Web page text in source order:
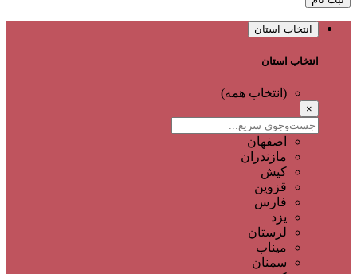
انتخاب استان
انتخاب استان
(انتخاب همه)
×
اصفهان
مازندران
کیش
قزوین
فارس
یزد
لرستان
میناب
سمنان